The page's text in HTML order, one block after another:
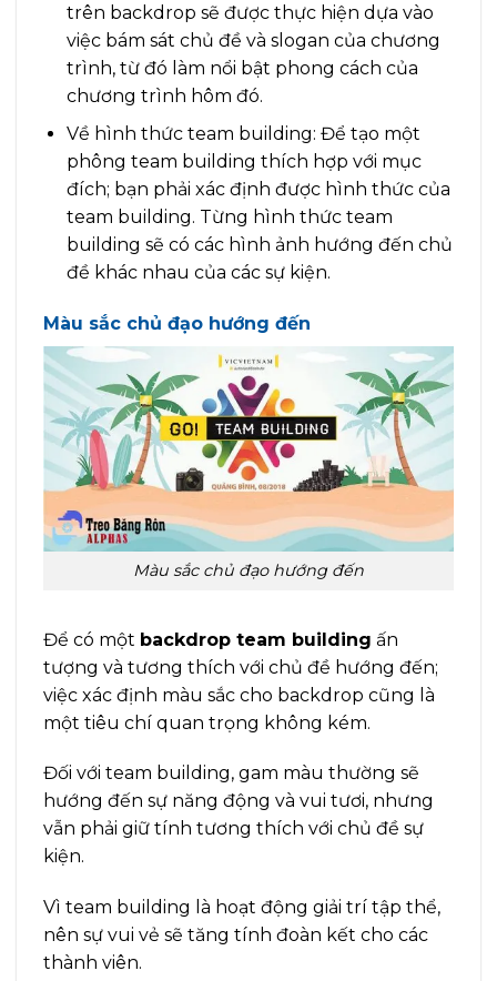
trên backdrop sẽ được thực hiện dựa vào
việc bám sát chủ đề và slogan của chương
trình, từ đó làm nổi bật phong cách của
chương trình hôm đó.
Về hình thức team building: Để tạo một
phông team building thích hợp với mục
đích; bạn phải xác định được hình thức của
team building. Từng hình thức team
building sẽ có các hình ảnh hướng đến chủ
đề khác nhau của các sự kiện.
Màu sắc chủ đạo hướng đến
Màu sắc chủ đạo hướng đến
Để có một backdrop team building ấn
tượng và tương thích với chủ đề hướng đến;
việc xác định màu sắc cho backdrop cũng là
một tiêu chí quan trọng không kém.
Đối với team building, gam màu thường sẽ
hướng đến sự năng động và vui tươi, nhưng
vẫn phải giữ tính tương thích với chủ đề sự
kiện.
Vì team building là hoạt động giải trí tập thể,
nên sự vui vẻ sẽ tăng tính đoàn kết cho các
thành viên.